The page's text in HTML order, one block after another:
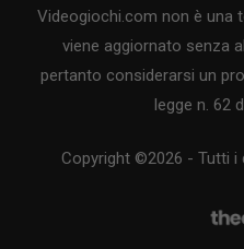
Videogiochi.com non è una
viene aggiornato senza
pertanto considerarsi un
legge n. 62
Copyright ©2026 - Tutti i